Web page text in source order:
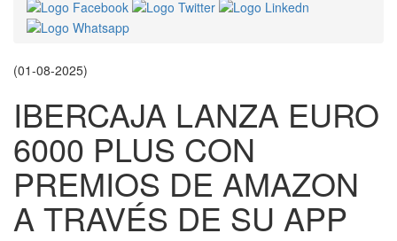
(01-08-2025)
IBERCAJA LANZA EURO
6000 PLUS CON
PREMIOS DE AMAZON
A TRAVÉS DE SU APP